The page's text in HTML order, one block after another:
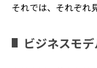
それでは、それぞれ
ビジネスモ